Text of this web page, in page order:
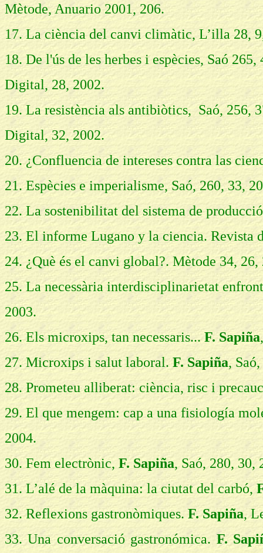
Mètode, Anuario 2001, 206.
17. La ciència del canvi climàtic, L’illa 28,
18. De l'ús de les herbes i espècies, Saó
Digital, 28, 2002.
19. La resistència als antibiòtics, Saó,
Digital, 32, 2002.
20. ¿Confluencia de intereses contra las
21. Espècies e imperialisme, Saó, 260, 33,
22. La sostenibilitat del sistema de
23. El informe Lugano y la ciencia. Revista
24. ¿Què és el canvi global?. Mètode 34, 26,
25. La necessària interdisciplinarietat
2003.
26. Els microxips, tan necessaris...F. Sapiña
27. Microxips i salut laboral. F. Sapiña,
28. Prometeu alliberat: ciència, risc i
29. El que mengem: cap a una fisiología
2004.
30. Fem electrònic, F. Sapiña, Saó, 280, 30,
31. L’alé de la màquina: la ciutat del carbó,
32. Reflexions gastronòmiques. F. Sapiña,
33. Una conversació gastronómica. F.